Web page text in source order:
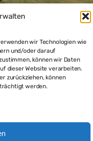
wir Technologien wie
und/oder darauf
können wir Daten
dieser Website verarbeiten.
zurückziehen, können
werden.
und in eine